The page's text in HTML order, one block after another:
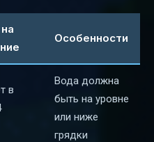
Особенности
в
Вода должна
быть на уровне
или ниже
грядки